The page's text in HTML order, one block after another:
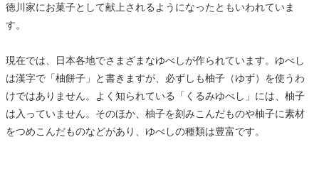
徳川家にお菓子として献上されるようになったともいわれていま
す。
現在では、日本各地でさまざまなゆべしが作られています。ゆべし
は漢字で「柚餅子」と書きますが、必ずしも柚子（ゆず）を使うわ
けではありません。よく知られている「くるみゆべし」には、柚子
は入っていません。そのほか、柚子を刻みこんだものや柚子に素材
をつめこんだものなどがあり、ゆべしの種類は豊富です。